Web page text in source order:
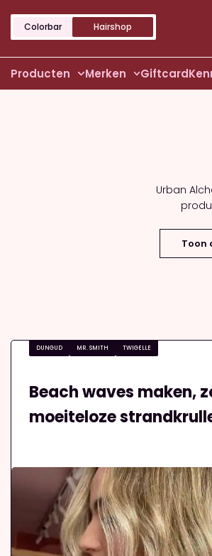
Colorbar Hairshop
Producten Merken Giftcard
Urban
Toon
DUNGUD MR. SMITH TWIGELLE
Beach waves maken,
moeiteloze